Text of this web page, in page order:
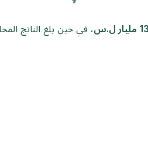
ل.س
، في حين بلغ الناتج